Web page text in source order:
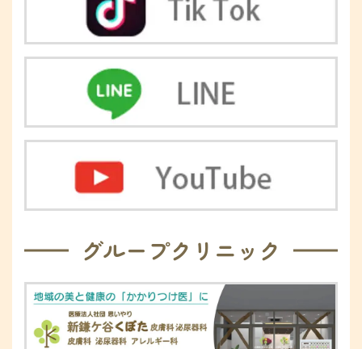
グループクリニック